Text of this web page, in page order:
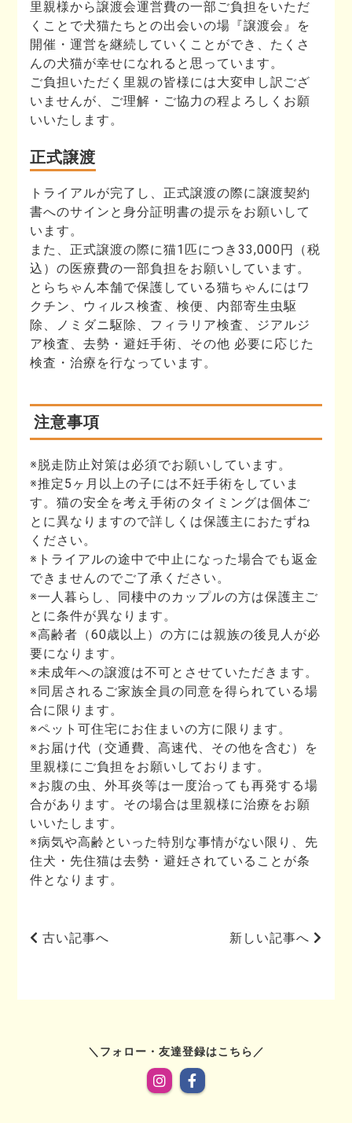
里親様から譲渡会運営費の一部ご負担をいただ
くことで犬猫たちとの出会いの場『譲渡会』を
開催・運営を継続していくことができ、たくさ
んの犬猫が幸せになれると思っています。
ご負担いただく里親の皆様には大変申し訳ござ
いませんが、ご理解・ご協力の程よろしくお願
いいたします。
正式譲渡
トライアルが完了し、正式譲渡の際に譲渡契約
書へのサインと身分証明書の提示をお願いして
います。
また、正式譲渡の際に猫1匹につき33,000円（税
込）の医療費の一部負担をお願いしています。
とらちゃん本舗で保護している猫ちゃんにはワ
クチン、ウィルス検査、検便、内部寄生虫駆
除、ノミダニ駆除、フィラリア検査、ジアルジ
ア検査、去勢・避妊手術、その他 必要に応じた
検査・治療を行なっています。
注意事項
※脱走防止対策は必須でお願いしています。
※推定5ヶ月以上の子には不妊手術をしていま
す。猫の安全を考え手術のタイミングは個体ご
とに異なりますので詳しくは保護主におたずね
ください。
※トライアルの途中で中止になった場合でも返金
できませんのでご了承ください。
※一人暮らし、同棲中のカップルの方は保護主ご
とに条件が異なります。
※高齢者（60歳以上）の方には親族の後見人が必
要になります。
※未成年への譲渡は不可とさせていただきます。
※同居されるご家族全員の同意を得られている場
合に限ります。
※ペット可住宅にお住まいの方に限ります。
※お届け代（交通費、高速代、その他を含む）を
里親様にご負担をお願いしております。
※お腹の虫、外耳炎等は一度治っても再発する場
合があります。その場合は里親様に治療をお願
いいたします。
※病気や高齢といった特別な事情がない限り、先
住犬・先住猫は去勢・避妊されていることが条
件となります。
古い記事へ 新しい記事へ
フォロー・友達登録はこちら